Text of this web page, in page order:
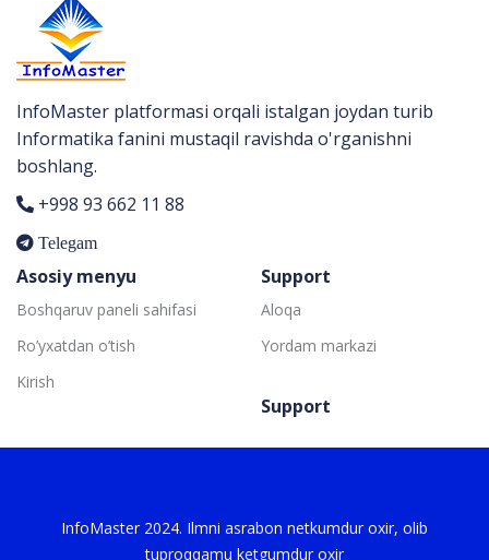
InfoMaster platformasi orqali istalgan joydan turib
Informatika fanini mustaqil ravishda o'rganishni
boshlang.
+998 93 662 11 88
Telegam
Asosiy menyu
Boshqaruv paneli sahifasi
Ro’yxatdan o’tish
Kirish
Support
Aloqa
Yordam markazi
Support
InfoMaster 2024. Ilmni asrabon netkumdur oxir, olib
tuproqqamu ketgumdur oxir